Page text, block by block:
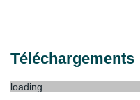
Téléchargements
loading...